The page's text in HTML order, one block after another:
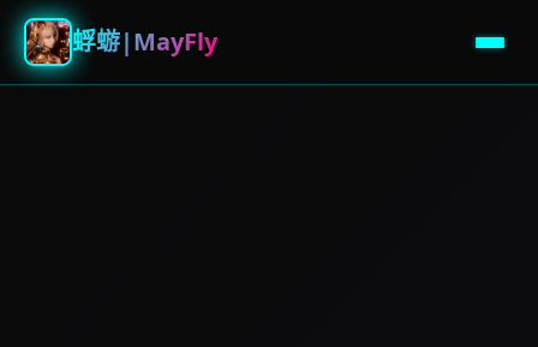
蜉蝣|MayFly